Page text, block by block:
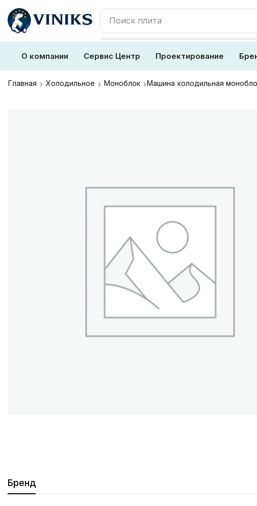
Поиск блендер
О компании Сервис Центр Проектирование
Главная Холодильное Моноблок Машина холодильная
Бренд